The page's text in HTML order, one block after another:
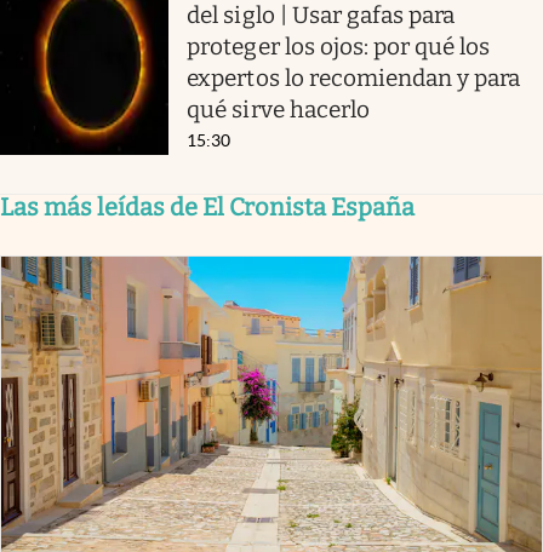
del siglo | Usar gafas para
proteger los ojos: por qué los
expertos lo recomiendan y para
qué sirve hacerlo
15:30
Las más leídas de El Cronista España